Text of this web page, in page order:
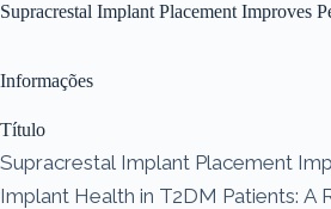
Supracrestal Implant Placement Improves
Informações
Título
Supracrestal Implant Placement
Implant Health in T2DM Patients: A